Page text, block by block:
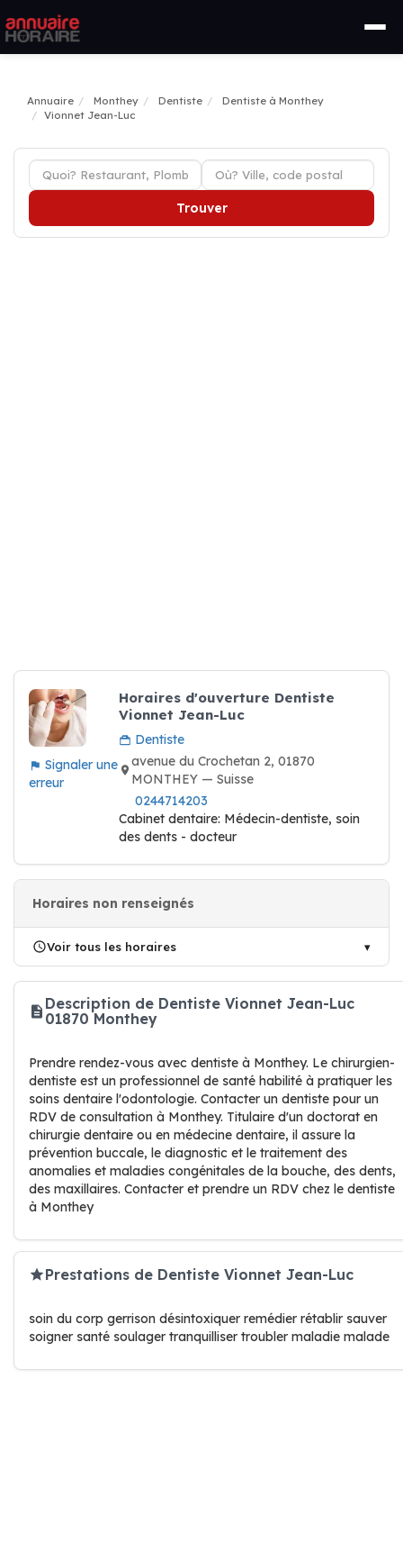
Annuaire Monthey Dentiste
Dentiste à Monthey
Vionnet Jean-Luc
Trouver
Signaler une
erreur
Horaires d'ouverture Dentiste
Vionnet Jean-Luc
Dentiste
avenue du Crochetan 2, 01870
MONTHEY — Suisse
0244714203
Cabinet dentaire: Médecin-dentiste, soin
des dents - docteur
Horaires non renseignés
Voir tous les horaires
Description de Dentiste Vionnet Jean-Luc
01870 Monthey
Prendre rendez-vous avec dentiste à Monthey. Le chirurgien-
dentiste est un professionnel de santé habilité à pratiquer les
soins dentaire l'odontologie. Contacter un dentiste pour un
RDV de consultation à Monthey. Titulaire d'un doctorat en
chirurgie dentaire ou en médecine dentaire, il assure la
prévention buccale, le diagnostic et le traitement des
anomalies et maladies congénitales de la bouche, des dents,
des maxillaires. Contacter et prendre un RDV chez le dentiste
à Monthey
Prestations de Dentiste Vionnet Jean-Luc
soin du corp gerrison désintoxiquer remédier rétablir sauver
soigner santé soulager tranquilliser troubler maladie malade